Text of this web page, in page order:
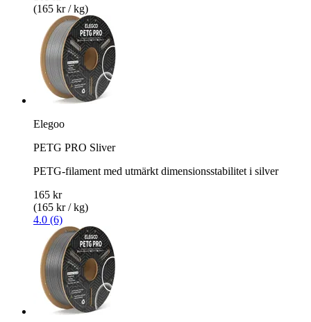
(165 kr / kg)
Elegoo
PETG PRO Sliver
PETG-filament med utmärkt dimensionsstabilitet i silver
165 kr
(165 kr / kg)
4.0 (6)